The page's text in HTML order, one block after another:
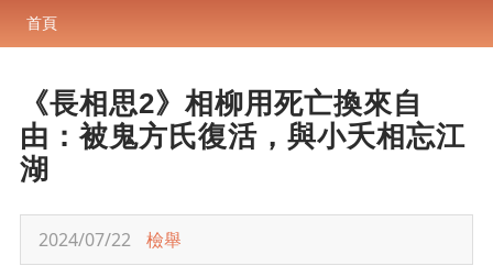
首頁
《長相思2》相柳用死亡換來自
由：被鬼方氏復活，與小夭相忘江
湖
2024/07/22 檢舉